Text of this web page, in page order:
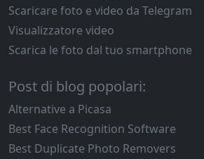
Scaricare foto e video da Telegram
Visualizzatore video
Scarica le foto dal tuo smartphone
Post di blog popolari:
Alternative a Picasa
Best Face Recognition Software
Best Duplicate Photo Removers